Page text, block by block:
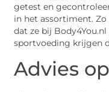
getest en
in het assortiment.
dat ze bij
sportvoeding krijgen
Advies